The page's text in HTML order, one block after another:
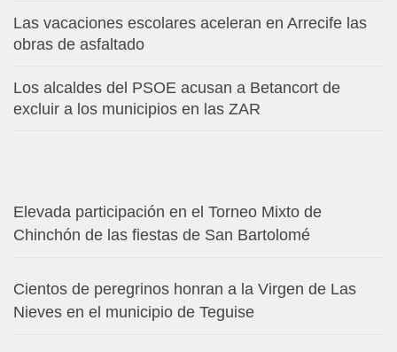
Las vacaciones escolares aceleran en Arrecife las
obras de asfaltado
Los alcaldes del PSOE acusan a Betancort de
excluir a los municipios en las ZAR
Elevada participación en el Torneo Mixto de
Chinchón de las fiestas de San Bartolomé
Cientos de peregrinos honran a la Virgen de Las
Nieves en el municipio de Teguise